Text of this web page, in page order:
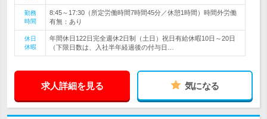
勤務
時間
8:45～17:30（所定労働時間7時間45分／休憩1時間）時間外労働
有無：あり
休日
休暇
年間休日122日完全週休2日制（土日）祝日有給休暇10日～20日
（下限日数は、入社半年経過後の付与日…
求人詳細を見る 気になる